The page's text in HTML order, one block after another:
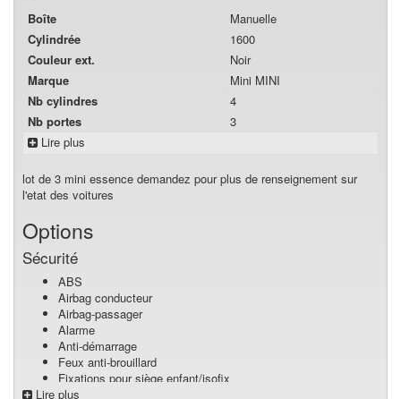
Boîte
Manuelle
Cylindrée
1600
Couleur ext.
Noir
Marque
Mini MINI
Nb cylindres
4
Nb portes
3
Lire plus
lot de 3 mini essence demandez pour plus de renseignement sur
l'etat des voitures
Options
Sécurité
ABS
Airbag conducteur
Airbag-passager
Alarme
Anti-démarrage
Feux anti-brouillard
Fixations pour siège enfant/isofix
Roue de secours normale
Lire plus